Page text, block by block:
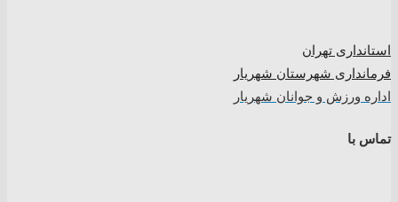
استانداری تهران
فرمانداری شهرستان شهریار
اداره ورزش و جوانان شهریار
تماس با